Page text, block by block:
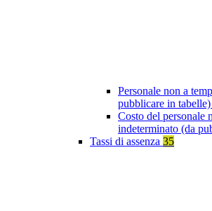
Personale non a
pubblicare in tabelle)
Costo del personale
indeterminato (da
Tassi di assenza 35